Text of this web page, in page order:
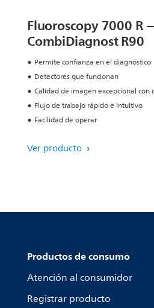
Fluoroscopy 7000 R
CombiDiagnost R90
Permite confianza en el diagnóstico
Detectores que funcionan
Calidad de imagen excepcional con
Flujo de trabajo rápido e intuitivo
Facilidad de operar
Ver producto
Productos de consumo
Atención al consumidor
Registrar producto